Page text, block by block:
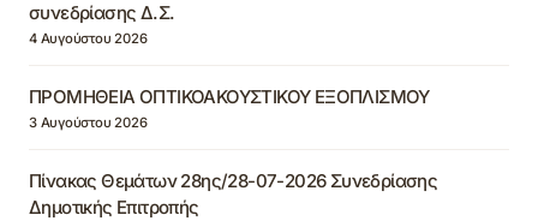
συνεδρίασης Δ.Σ.
4 Αυγούστου 2026
ΠΡΟΜΗΘΕΙΑ ΟΠΤΙΚΟΑΚΟΥΣΤΙΚΟΥ ΕΞΟΠΛΙΣΜΟΥ
3 Αυγούστου 2026
Πίνακας Θεμάτων 28ης/28-07-2026 Συνεδρίασης
Δημοτικής Επιτροπής